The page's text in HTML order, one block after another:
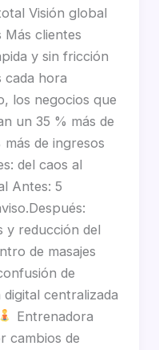
Visión global
clientes
y sin fricción
cada hora
los negocios que
un 35 % más de
de ingresos
del caos al
Antes: 5
y reducción del
de masajes
de
centralizada
Entrenadora
cambios de